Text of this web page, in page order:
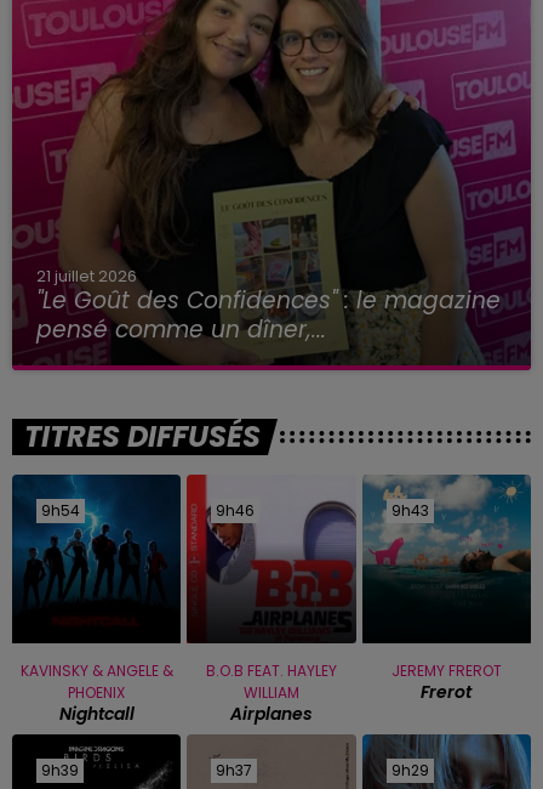
21 juillet 2026
"Le Goût des Confidences" : le magazine
pensé comme un dîner,...
TITRES DIFFUSÉS
9h54
9h54
KAVINSKY & ANGELE &
PHOENIX
Nightcall
9h46
9h46
B.O.B FEAT. HAYLEY
WILLIAM
Airplanes
9h43
9h43
JEREMY FREROT
Frerot
9h39
9h39 9h37
9h37 9h29
9h29